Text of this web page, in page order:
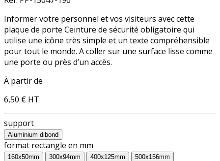
Informer votre personnel et vos visiteurs avec cette
plaque de porte Ceinture de sécurité obligatoire qui
utilise une icône très simple et un texte compréhensible
pour tout le monde. A coller sur une surface lisse comme
une porte ou près d’un accès.
À partir de
6,50 € HT
support
Aluminium dibond
format rectangle en mm
160x50mm 300x94mm 400x125mm
500x156mm